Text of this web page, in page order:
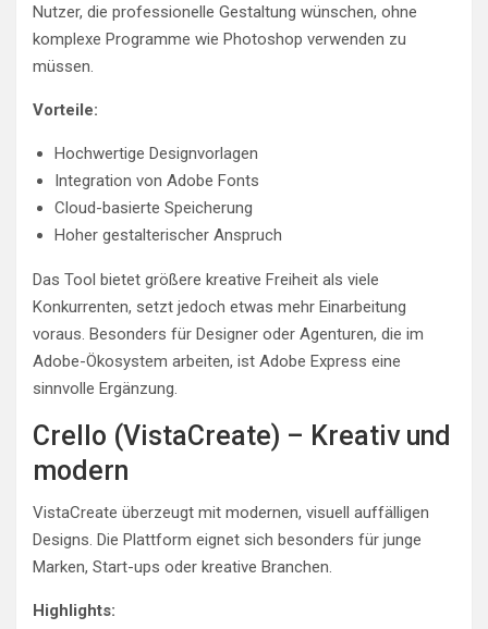
Nutzer, die professionelle Gestaltung wünschen, ohne
komplexe Programme wie Photoshop verwenden zu
müssen.
Vorteile:
Hochwertige Designvorlagen
Integration von Adobe Fonts
Cloud-basierte Speicherung
Hoher gestalterischer Anspruch
Das Tool bietet größere kreative Freiheit als viele
Konkurrenten, setzt jedoch etwas mehr Einarbeitung
voraus. Besonders für Designer oder Agenturen, die im
Adobe-Ökosystem arbeiten, ist Adobe Express eine
sinnvolle Ergänzung.
Crello (VistaCreate) – Kreativ und
modern
VistaCreate überzeugt mit modernen, visuell auffälligen
Designs. Die Plattform eignet sich besonders für junge
Marken, Start-ups oder kreative Branchen.
Highlights: